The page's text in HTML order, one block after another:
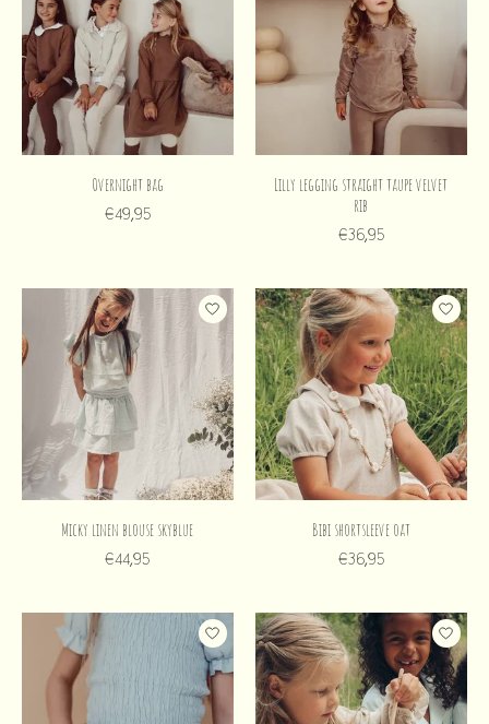
Overnight bag
€49,95
Lilly legging straight taupe velvet
rib
€36,95
Micky linen blouse skyblue
€44,95
Bibi shortsleeve oat
€36,95